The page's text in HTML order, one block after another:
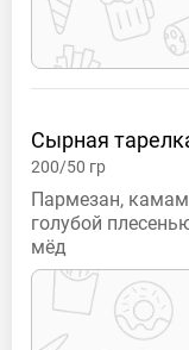
Сырная
200/50 гр
Пармезан,
голубой
мёд